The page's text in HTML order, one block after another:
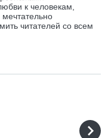
к человекам,
читателей со всем